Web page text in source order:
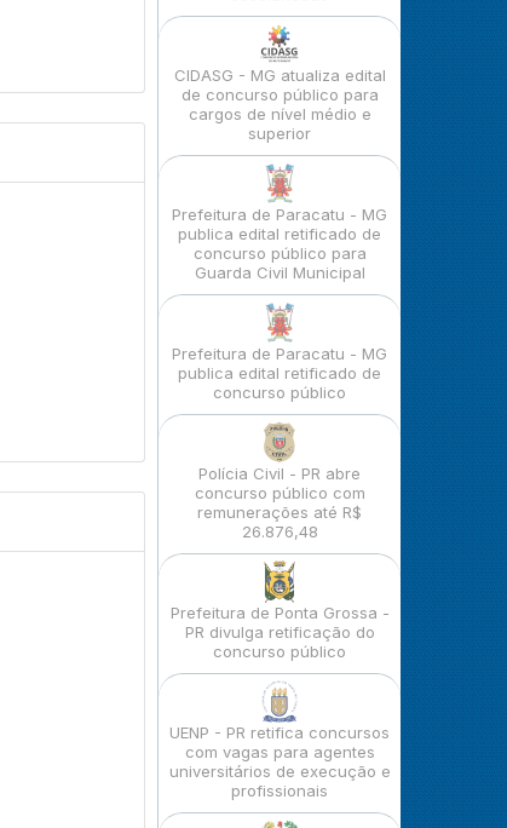
CIDASG - MG atualiza edital
de concurso público para
cargos de nível médio e
superior
Prefeitura de Paracatu - MG
publica edital retificado de
concurso público para
Guarda Civil Municipal
Prefeitura de Paracatu - MG
publica edital retificado de
concurso público
Polícia Civil - PR abre
concurso público com
remunerações até R$
26.876,48
Prefeitura de Ponta Grossa -
PR divulga retificação do
concurso público
UENP - PR retifica concursos
com vagas para agentes
universitários de execução e
profissionais